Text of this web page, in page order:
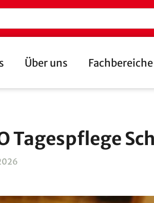
Über uns Fachbereiche
Tagespflege